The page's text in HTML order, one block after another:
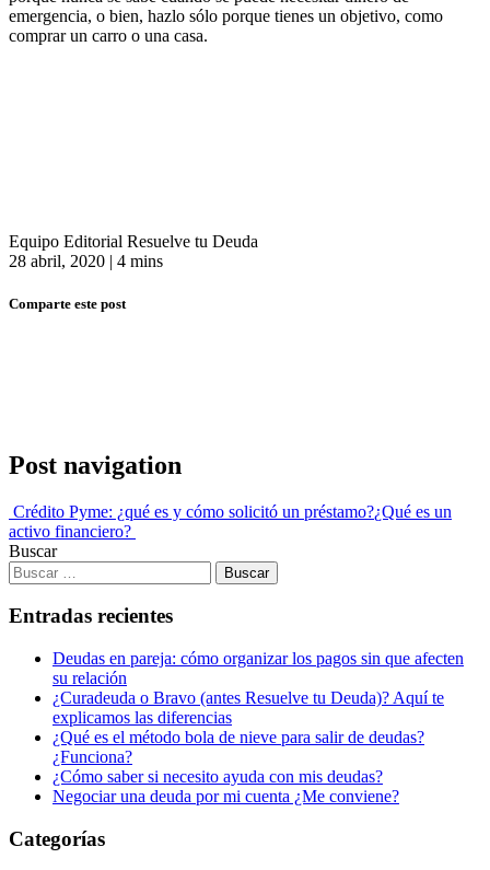
emergencia, o bien, hazlo sólo porque tienes un objetivo, como
comprar un carro o una casa.
Equipo Editorial Resuelve tu Deuda
28 abril, 2020 | 4 mins
Comparte este post
Post navigation
Crédito Pyme: ¿qué es y cómo solicitó un préstamo?¿Qué es un
activo financiero?
Buscar
Entradas recientes
Deudas en pareja: cómo organizar los pagos sin que afecten
su relación
¿Curadeuda o Bravo (antes Resuelve tu Deuda)? Aquí te
explicamos las diferencias
¿Qué es el método bola de nieve para salir de deudas?
¿Funciona?
¿Cómo saber si necesito ayuda con mis deudas?
Negociar una deuda por mi cuenta ¿Me conviene?
Categorías